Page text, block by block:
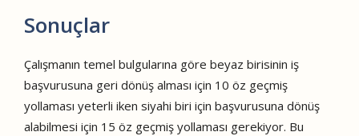
Sonuçlar
Çalışmanın temel bulgularına göre beyaz birisinin iş
başvurusuna geri dönüş alması için 10 öz geçmiş
yollaması yeterli iken siyahi biri için başvurusuna dönüş
alabilmesi için 15 öz geçmiş yollaması gerekiyor. Bu